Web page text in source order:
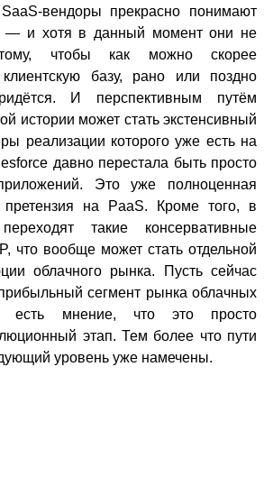
вендоры прекрасно понимают
— и хотя в данный момент они не
чтобы как можно скорее
клиентскую базу, рано или поздно
И перспективным путём
истории может стать экстенсивный
реализации которого уже есть на
давно перестала быть просто
Это уже полноценная
на PaaS. Кроме того, в
такие консервативные
что вообще может стать отдельной
облачного рынка. Пусть сейчас
сегмент рынка облачных
есть мнение, что это просто
этап. Тем более что пути
уровень уже намечены.